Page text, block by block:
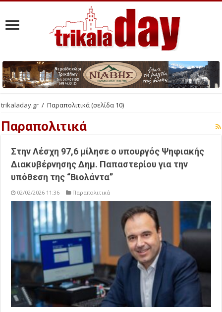
trikaladay.gr / Παραπολιτικά(σελίδα 10)
Παραπολιτικά
Στην Λέσχη 97,6 μίλησε ο υπουργός Ψηφιακής
Διακυβέρνησης Δημ. Παπαστερίου για την
υπόθεση της “Βιολάντα”
02/02/2026 11:36 Παραπολιτικά